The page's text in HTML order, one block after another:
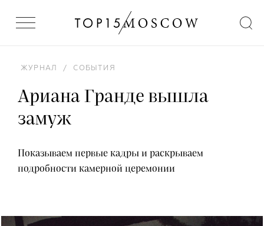
ЖУРНАЛ / СОБЫТИЯ
Ариана Гранде вышла
замуж
Показываем первые кадры и раскрываем
подробности камерной церемонии